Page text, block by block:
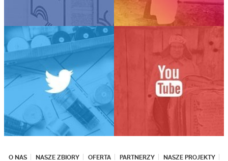
O NAS NASZE ZBIORY OFERTA PARTNERZY NASZE PROJEKTY